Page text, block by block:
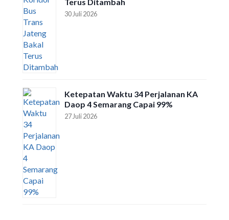
30 Juli 2026
Ketepatan Waktu 34 Perjalanan KA
Daop 4 Semarang Capai 99%
27 Juli 2026